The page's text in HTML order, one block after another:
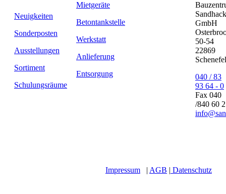
Neuigkeiten
Sonderposten
Ausstellungen
Sortiment
Schulungsräume
Mietgeräte
Betontankstelle
Werkstatt
Anlieferung
Entsorgung
Sandhack
GmbH
50-54
22869
040 / 83
93 64 - 0
Fax 040
/840 60
Impressum | AGB | Datenschutz